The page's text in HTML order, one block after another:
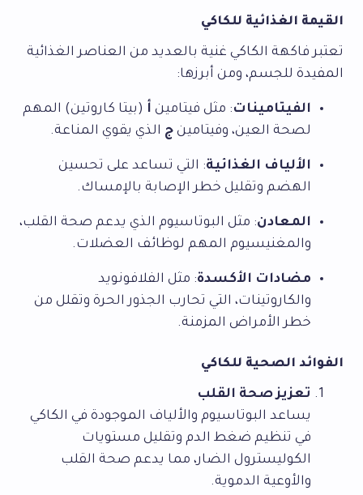
القيمة الغذائية للكاكي
تعتبر فاكهة الكاكي غنية بالعديد من العناصر الغذائية
المفيدة للجسم، ومن أبرزها:
الفيتامينات: مثل فيتامين أ (بيتا كاروتين) المهم
لصحة العين، وفيتامين ج الذي يقوي المناعة.
الألياف الغذائية: التي تساعد على تحسين
الهضم وتقليل خطر الإصابة بالإمساك.
المعادن: مثل البوتاسيوم الذي يدعم صحة القلب،
والمغنيسيوم المهم لوظائف العضلات.
مضادات الأكسدة: مثل الفلافونويد
والكاروتينات، التي تحارب الجذور الحرة وتقلل من
خطر الأمراض المزمنة.
الفوائد الصحية للكاكي
تعزيز صحة القلب
يساعد البوتاسيوم والألياف الموجودة في الكاكي
في تنظيم ضغط الدم وتقليل مستويات
الكوليسترول الضار، مما يدعم صحة القلب
والأوعية الدموية.